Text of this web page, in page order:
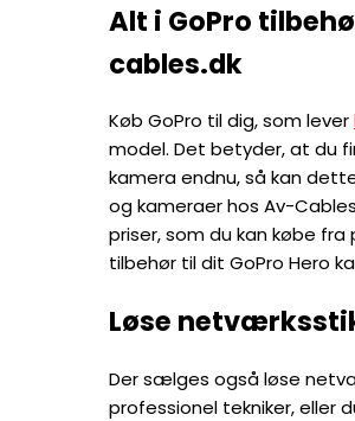
Alt i GoPro
cables.dk
Køb GoPro til dig, som lever
model. Det betyder, at du
kamera endnu, så kan
og kameraer hos Av-
priser, som du kan købe
tilbehør til dit GoPro Hero
Løse
Der sælges også løse
professionel tekniker, eller